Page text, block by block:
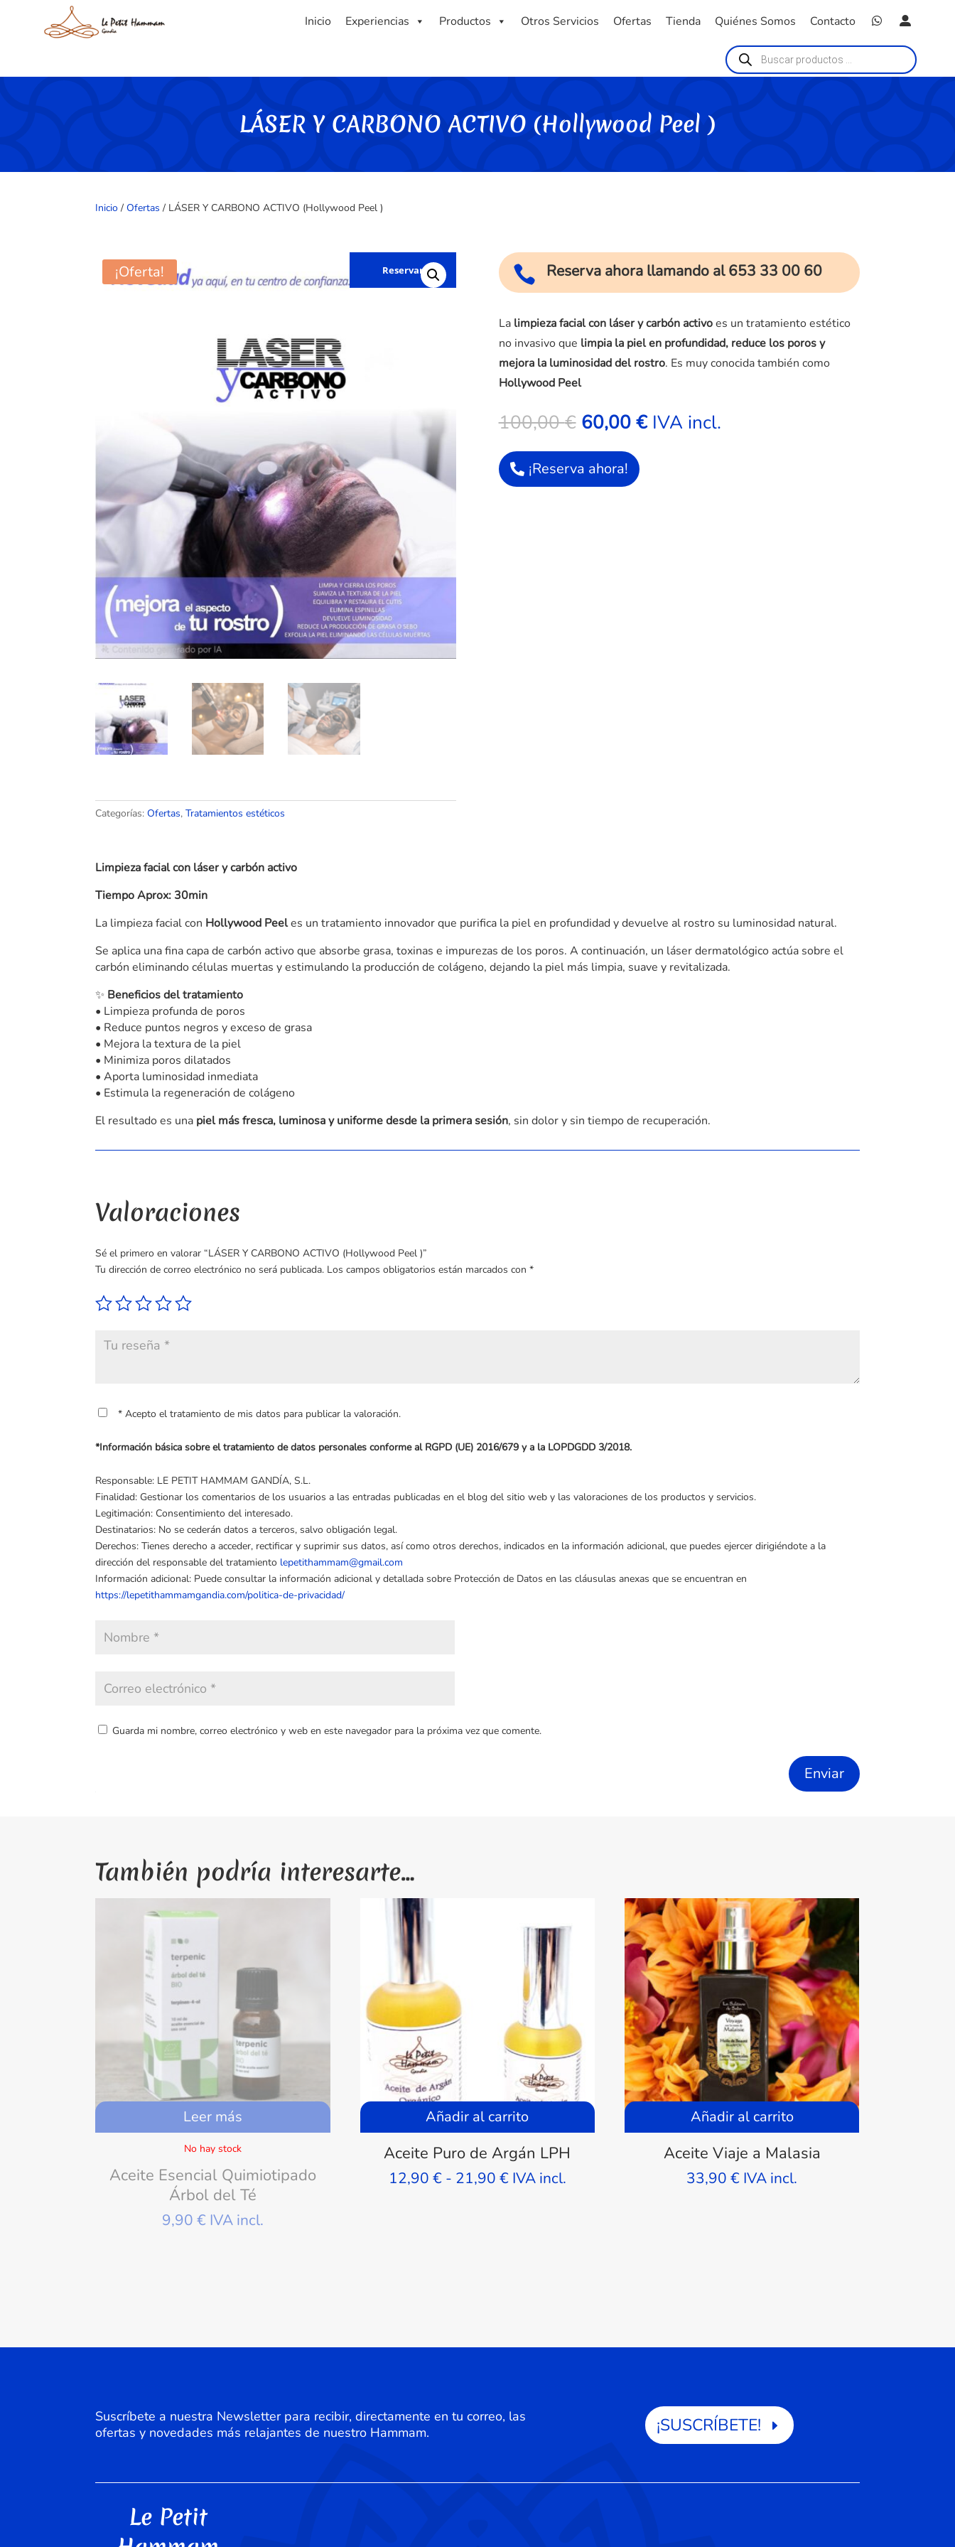
Inicio Experiencias Productos Otros Servicios Ofertas Tienda Quiénes Somos Contacto
Búsqueda
de
productos
LÁSER Y CARBONO ACTIVO (Hollywood Peel )
Inicio /Ofertas / LÁSER Y CARBONO ACTIVO (Hollywood Peel )
¡Oferta! Reservar
Categorías:Ofertas,Tratamientos estéticos
 Reserva ahora llamando al 653 33 00 60
La limpieza facial con láser y carbón activoes un tratamiento estético
no invasivo que limpia la piel en profundidad, reduce los poros y
mejora la luminosidad del rostro. Es muy conocida también como
Hollywood Peel
100,00€ El
precio
original
era:
100,00 €.
60,00 €ElIVA incl.
¡Reserva ahora!
Limpieza facial con láser y carbón activo
Tiempo Aprox: 30min
La limpieza facial con Hollywood Peeles un tratamiento innovador que purifica la piel en profundidad y devuelve al rostro su luminosidad natural.
Se aplica una fina capa de carbón activo que absorbe grasa, toxinas e impurezas de los poros. A continuación, un láser dermatológico actúa sobre el
carbón eliminando células muertas y estimulando la producción de colágeno, dejando la piel más limpia, suave y revitalizada.
✨ Beneficios del tratamiento
• Limpieza profunda de poros
• Reduce puntos negros y exceso de grasa
• Mejora la textura de la piel
• Minimiza poros dilatados
• Aporta luminosidad inmediata
• Estimula la regeneración de colágeno
El resultado es una piel más fresca, luminosa y uniforme desde la primera sesión, sin dolor y sin tiempo de recuperación.
Valoraciones
Sé el primero en valorar “LÁSER Y CARBONO ACTIVO (Hollywood Peel )”
Tu dirección de correo electrónico no será publicada. Los campos obligatorios están marcados con*
* Acepto el tratamiento de mis datos para publicar la valoración.
*Información básica sobre el tratamiento de datos personales conforme al RGPD (UE) 2016/679 y a la LOPDGDD 3/2018.
Responsable: LE PETIT HAMMAM GANDÍA, S.L.
Finalidad: Gestionar los comentarios de los usuarios a las entradas publicadas en el blog del sitio web y las valoraciones de los productos y servicios.
Legitimación: Consentimiento del interesado.
Destinatarios: No se cederán datos a terceros, salvo obligación legal.
Derechos: Tienes derecho a acceder, rectificar y suprimir sus datos, así como otros derechos, indicados en la información adicional, que puedes ejercer dirigiéndote a la
dirección del responsable del tratamiento lepetithammam@gmail.com
Información adicional: Puede consultar la información adicional y detallada sobre Protección de Datos en las cláusulas anexas que se encuentran en
https://lepetithammamgandia.com/politica-de-privacidad/
Guarda mi nombre, correo electrónico y web en este navegador para la próxima vez que comente.
Enviar
También podría interesarte…
Leer más
No hay stock
Aceite Esencial Quimiotipado
Árbol del Té
9,90€ IVA incl.
Añadir al carrito
Aceite Puro de Argán LPH
12,90 € - 21,90 €Rango
IVA incl.
Añadir al carrito
Aceite Viaje a Malasia
33,90€ IVA incl.
Suscríbete a nuestra Newsletter para recibir, directamente en tu correo, las
ofertas y novedades más relajantes de nuestro Hammam.
¡SUSCRÍBETE!
Le Petit